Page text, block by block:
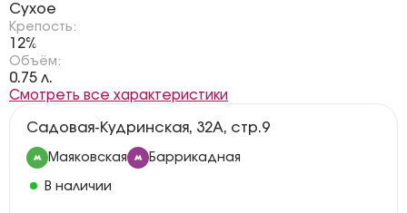
Сухое
Крепость:
12%
Объём:
0.75 л.
Смотреть все характеристики
Садовая-Кудринская, 32А, стр.9
Маяковская Баррикадная
В наличии